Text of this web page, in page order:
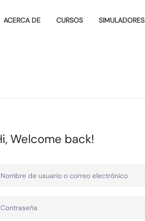
ACERCA DE CURSOS SIMULADORES
Welcome back!